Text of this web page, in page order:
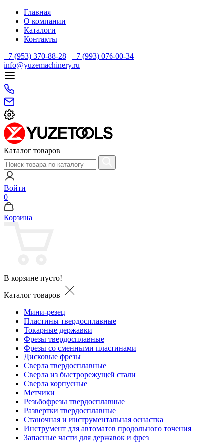
Главная
О компании
Каталоги
Контакты
+7 (953) 370-88-28 | +7 (993) 076-00-34
info@yuzemachinery.ru
Каталог товаров
Войти
0
Корзина
В корзине пусто!
Каталог товаров
Мини-резец
Пластины твердосплавные
Токарные державки
Фрезы твердосплавные
Фрезы со сменными пластинами
Дисковые фрезы
Сверла твердосплавные
Сверла из быстрорежущей стали
Сверла корпусные
Метчики
Резьбофрезы твердосплавные
Развертки твердосплавные
Станочная и инструментальная оснастка
Инструмент для автоматов продольного точения
Запасные части для державок и фрез